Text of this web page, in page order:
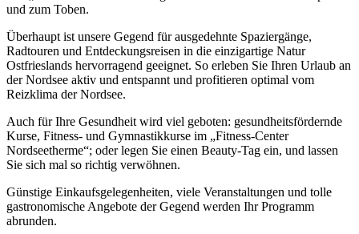
und zum Toben.
Überhaupt ist unsere Gegend für ausgedehnte Spaziergänge,
Radtouren und Entdeckungsreisen in die einzigartige Natur
Ostfrieslands hervorragend geeignet. So erleben Sie Ihren Urlaub an
der Nordsee aktiv und entspannt und profitieren optimal vom
Reizklima der Nordsee.
Auch für Ihre Gesundheit wird viel geboten: gesundheitsfördernde
Kurse, Fitness- und Gymnastikkurse im „Fitness-Center
Nordseetherme“; oder legen Sie einen Beauty-Tag ein, und lassen
Sie sich mal so richtig verwöhnen.
Günstige Einkaufsgelegenheiten, viele Veranstaltungen und tolle
gastronomische Angebote der Gegend werden Ihr Programm
abrunden.